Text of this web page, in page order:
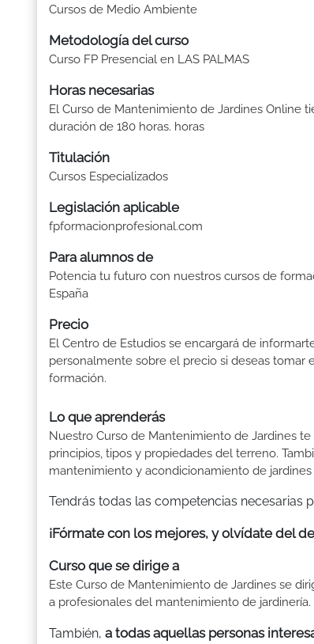
Cursos de Medio Ambiente
Metodología del curso
Curso FP Presencial en LAS PALMAS
Horas necesarias
El Curso de Mantenimiento de Jardines Online
duración de 180 horas. horas
Titulación
Cursos Especializados
Legislación aplicable
fpformacionprofesional.com
Para alumnos de
Potencia tu futuro con nuestros cursos de
España
Precio
El Centro de Estudios se encargará de
personalmente sobre el precio si deseas tomar
formación.
Lo que aprenderás
Nuestro Curso de Mantenimiento de Jardines
principios, tipos y propiedades del terreno.
mantenimiento y acondicionamiento de jardines
Tendrás todas las competencias necesarias
¡Fórmate con los mejores, y olvídate del
Curso que se dirige a
Este Curso de Mantenimiento de Jardines se
a profesionales del mantenimiento de jardinería.
También, a todas aquellas personas